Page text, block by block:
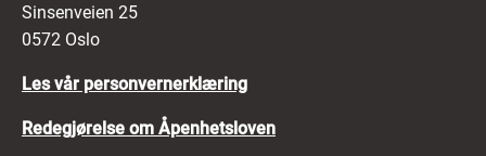
Sinsenveien 25
0572 Oslo
Les vår personvernerklæring
Redegjørelse om Åpenhetsloven